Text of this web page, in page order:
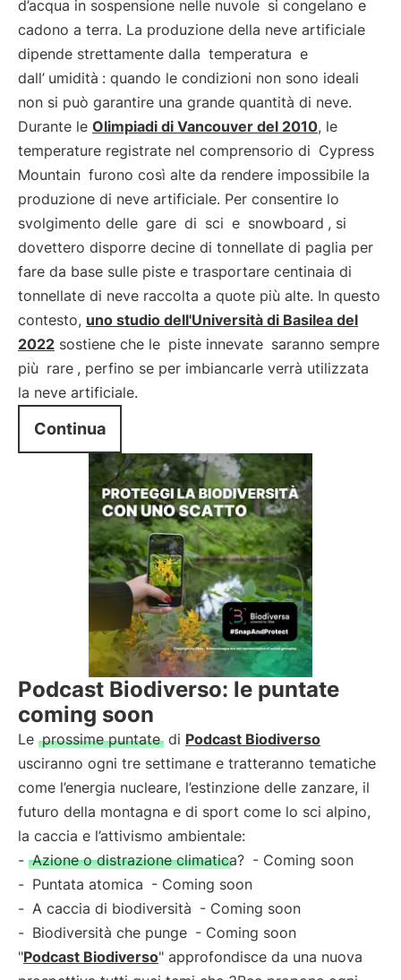
d’acqua in sospensione nelle nuvole si congelano e
cadono a terra. La produzione della neve artificiale
dipende strettamente dalla temperatura e
dall’ umidità : quando le condizioni non sono ideali
non si può garantire una grande quantità di neve.
Durante le Olimpiadi di Vancouver del 2010, le
temperature registrate nel comprensorio di Cypress
Mountain furono così alte da rendere impossibile la
produzione di neve artificiale. Per consentire lo
svolgimento delle gare di sci e snowboard , si
dovettero disporre decine di tonnellate di paglia per
fare da base sulle piste e trasportare centinaia di
tonnellate di neve raccolta a quote più alte. In questo
contesto, uno studio dell'Università di Basilea del
2022 sostiene che le piste innevate saranno sempre
più rare , perfino se per imbiancarle verrà utilizzata
la neve artificiale.
Continua
Podcast Biodiverso: le puntate
coming soon
Le prossime puntate di Podcast Biodiverso
usciranno ogni tre settimane e tratteranno tematiche
come l’energia nucleare, l’estinzione delle zanzare, il
futuro della montagna e di sport come lo sci alpino,
la caccia e l’attivismo ambientale:
- Azione o distrazione climatica? - Coming soon
- Puntata atomica - Coming soon
- A caccia di biodiversità - Coming soon
- Biodiversità che punge - Coming soon
"Podcast Biodiverso" approfondisce da una nuova